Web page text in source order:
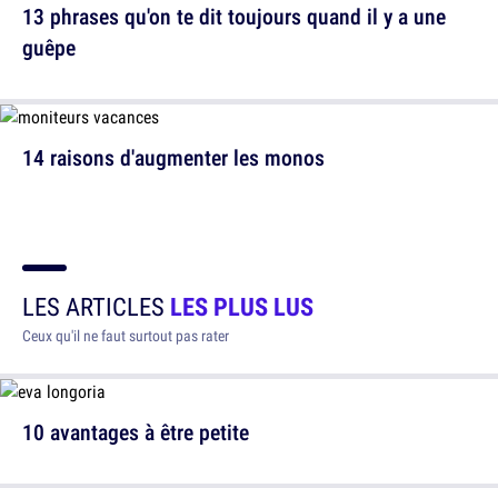
13 phrases qu'on te dit toujours quand il y a une
guêpe
14 raisons d'augmenter les monos
LES ARTICLES LES PLUS LUS
Ceux qu'il ne faut surtout pas rater
10 avantages à être petite